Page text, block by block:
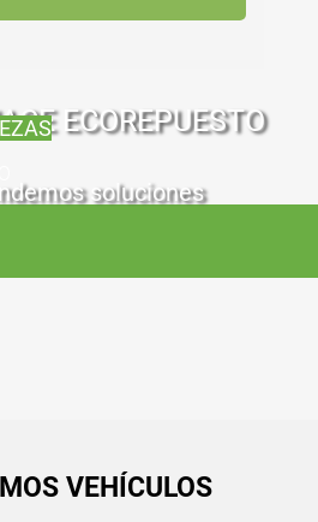
ECOREPUESTO
soluciones
VEHÍCULOS